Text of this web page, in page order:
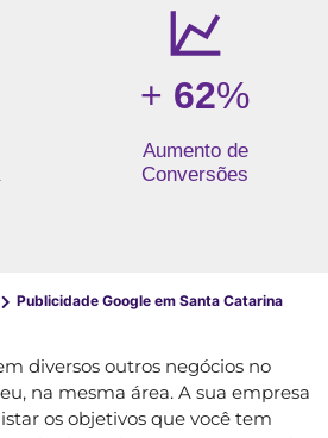
+ 62%
Aumento de
Conversões
Publicidade Google em Santa Catarina
diversos outros negócios no
na mesma área. A sua empresa
os objetivos que você tem